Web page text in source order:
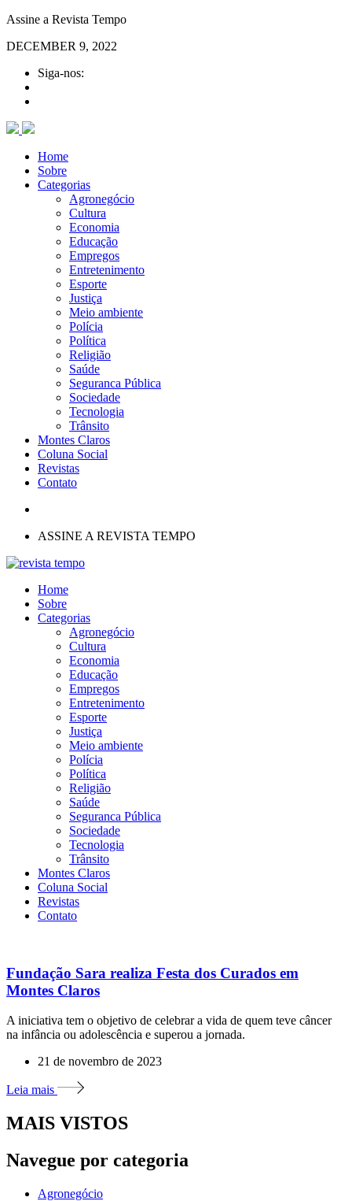
Assine a Revista Tempo
DECEMBER 9, 2022
Siga-nos:
Home
Sobre
Categorias
Agronegócio
Cultura
Economia
Educação
Empregos
Entretenimento
Esporte
Justiça
Meio ambiente
Polícia
Política
Religião
Saúde
Seguranca Pública
Sociedade
Tecnologia
Trânsito
Montes Claros
Coluna Social
Revistas
Contato
ASSINE A REVISTA TEMPO
Home
Sobre
Categorias
Agronegócio
Cultura
Economia
Educação
Empregos
Entretenimento
Esporte
Justiça
Meio ambiente
Polícia
Política
Religião
Saúde
Seguranca Pública
Sociedade
Tecnologia
Trânsito
Montes Claros
Coluna Social
Revistas
Contato
Fundação Sara realiza Festa dos Curados em
Montes Claros
A iniciativa tem o objetivo de celebrar a vida de quem teve câncer
na infância ou adolescência e superou a jornada.
21 de novembro de 2023
Leia mais
MAIS VISTOS
Navegue por categoria
Agronegócio